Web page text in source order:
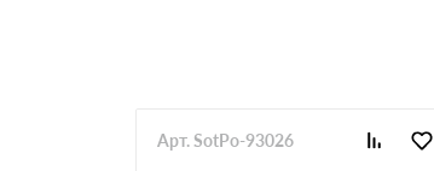
Арт. SotPo-93026